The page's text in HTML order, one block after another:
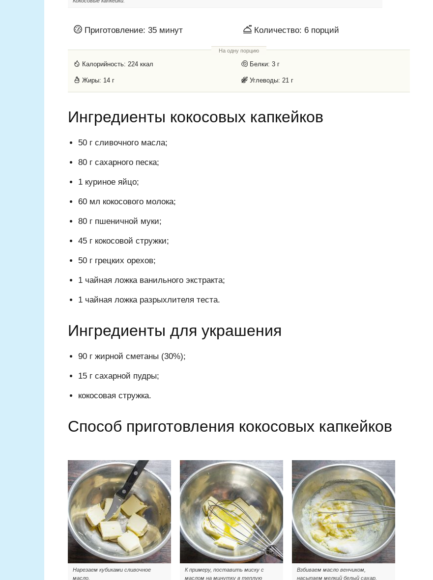
Приготовление: 35 минут Количество: 6 порций
На одну порцию
Калорийность: 224 ккал Белки: 3 г
Жиры: 14 г Углеводы: 21 г
Ингредиенты кокосовых капкейков
50 г сливочного масла;
80 г сахарного песка;
1 куриное яйцо;
60 мл кокосового молока;
80 г пшеничной муки;
45 г кокосовой стружки;
50 г грецких орехов;
1 чайная ложка ванильного экстракта;
1 чайная ложка разрыхлителя теста.
Ингредиенты для украшения
90 г жирной сметаны (30%);
15 г сахарной пудры;
кокосовая стружка.
Способ приготовления кокосовых капкейков
Нарезаем кубиками сливочное
масло.
К примеру, поставить миску с
маслом на минутку в теплую
Взбиваем масло венчиком,
насыпаем мелкий белый сахар.